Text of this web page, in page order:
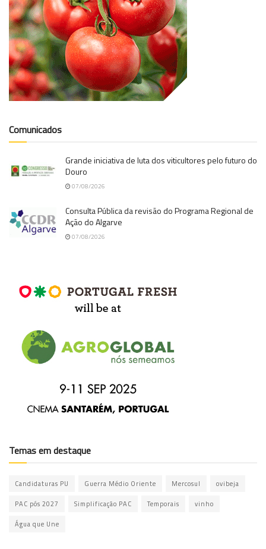
Comunicados
Grande iniciativa de luta dos viticultores pelo futuro do
Douro
07/08/2026
Consulta Pública da revisão do Programa Regional de
Ação do Algarve
07/08/2026
Temas em destaque
Candidaturas PU Guerra Médio Oriente Mercosul ovibeja
PAC pós 2027 Simplificação PAC Temporais vinho
Água que Une